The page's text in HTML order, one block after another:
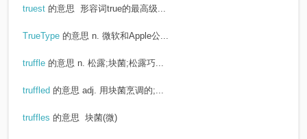
truest 的意思 形容词true的最高级...
TrueType 的意思 n. 微软和Apple公...
truffle 的意思 n. 松露;块菌;松露巧...
truffled 的意思 adj. 用块菌烹调的;...
truffles 的意思 块菌(微)